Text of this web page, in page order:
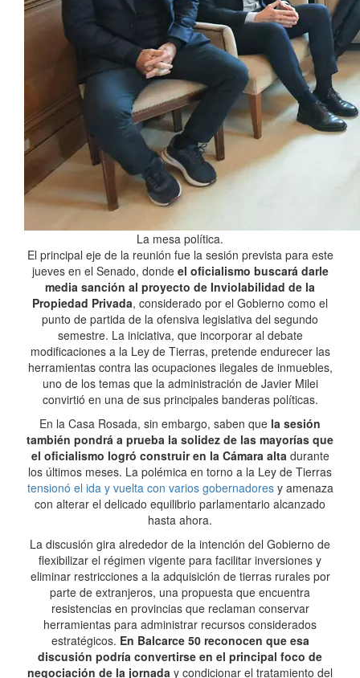
La mesa política.
El principal eje de la reunión fue la sesión prevista para este
jueves en el Senado, donde el oficialismo buscará darle
media sanción al proyecto de Inviolabilidad de la
Propiedad Privada, considerado por el Gobierno como el
punto de partida de la ofensiva legislativa del segundo
semestre. La iniciativa, que incorporar al debate
modificaciones a la Ley de Tierras, pretende endurecer las
herramientas contra las ocupaciones ilegales de inmuebles,
uno de los temas que la administración de Javier Milei
convirtió en una de sus principales banderas políticas.
En la Casa Rosada, sin embargo, saben que la sesión
también pondrá a prueba la solidez de las mayorías que
el oficialismo logró construir en la Cámara altadurante
los últimos meses. La polémica en torno a la Ley de Tierras
tensionó el ida y vuelta con varios gobernadoresy amenaza
con alterar el delicado equilibrio parlamentario alcanzado
hasta ahora.
La discusión gira alrededor de la intención del Gobierno de
flexibilizar el régimen vigente para facilitar inversiones y
eliminar restricciones a la adquisición de tierras rurales por
parte de extranjeros, una propuesta que encuentra
resistencias en provincias que reclaman conservar
herramientas para administrar recursos considerados
estratégicos. En Balcarce 50 reconocen que esa
discusión podría convertirse en el principal foco de
negociación de la jornada y condicionar el tratamiento del